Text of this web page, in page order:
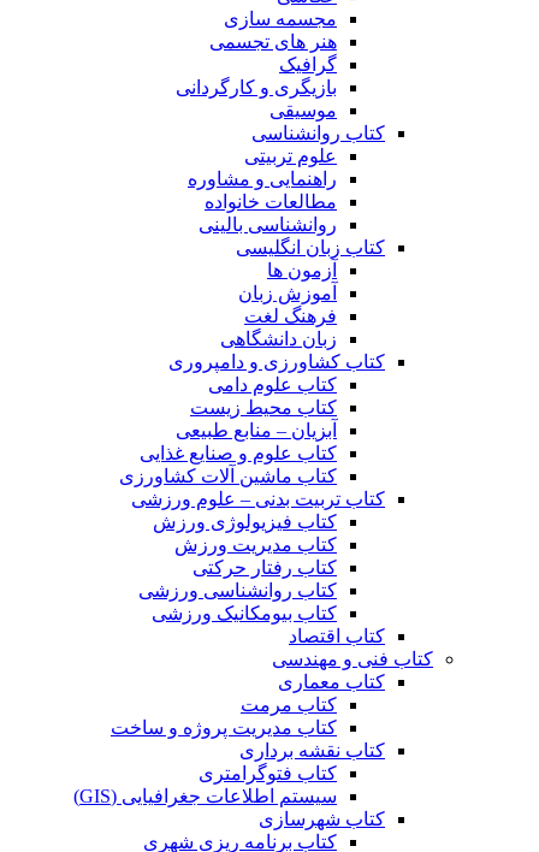
مجسمه سازی
هنر های تجسمی
گرافیک
بازیگری و کارگردانی
موسیقی
کتاب روانشناسی
علوم تربیتی
راهنمایی و مشاوره
مطالعات خانواده
روانشناسی بالینی
کتاب زبان انگلیسی
آزمون ها
آموزش زبان
فرهنگ لغت
زبان دانشگاهی
کتاب کشاورزی و دامپروری
کتاب علوم دامی
کتاب محیط زیست
آبزیان – منابع طبیعی
کتاب علوم و صنایع غذایی
کتاب ماشین آلات کشاورزی
کتاب تربیت بدنی – علوم ورزشی
کتاب فیزیولوژی ورزش
کتاب مدیریت ورزش
کتاب رفتار حرکتی
کتاب روانشناسی ورزشی
کتاب بیومکانیک ورزشی
کتاب اقتصاد
کتاب فنی و مهندسی
کتاب معماری
کتاب مرمت
کتاب مدیریت پروژه و ساخت
کتاب نقشه برداری
کتاب فتوگرامتری
سیستم اطلاعات جغرافیایی (GIS)
کتاب شهرسازی
کتاب برنامه ریزی شهری